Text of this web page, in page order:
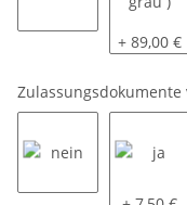
mit ( grau )
+ 89,00 €